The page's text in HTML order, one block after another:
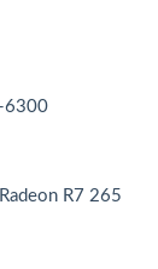
6300
R7 265